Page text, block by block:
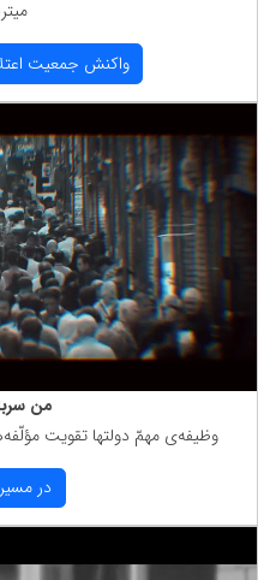
واكنش جمعیت
من
وظیفه‌ی مهمّ دولتها تقویت
در